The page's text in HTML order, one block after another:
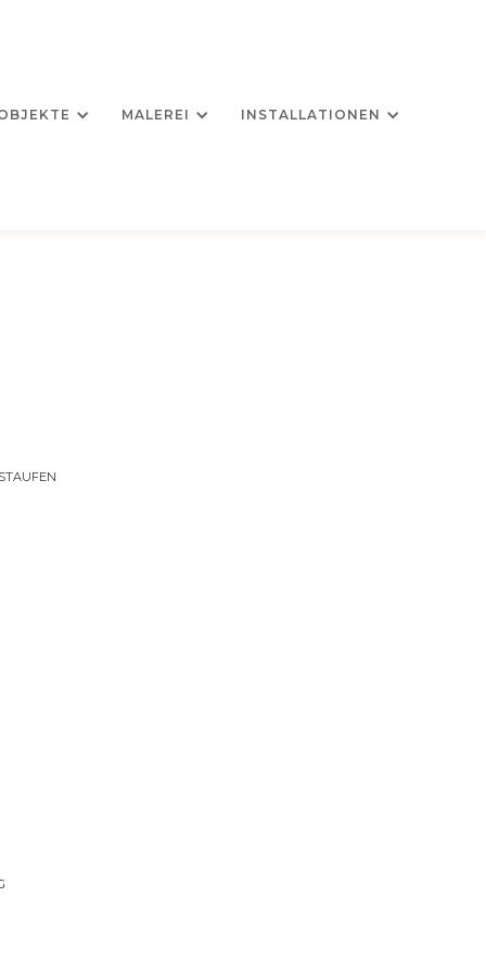
MALEREI INSTALLATIONEN